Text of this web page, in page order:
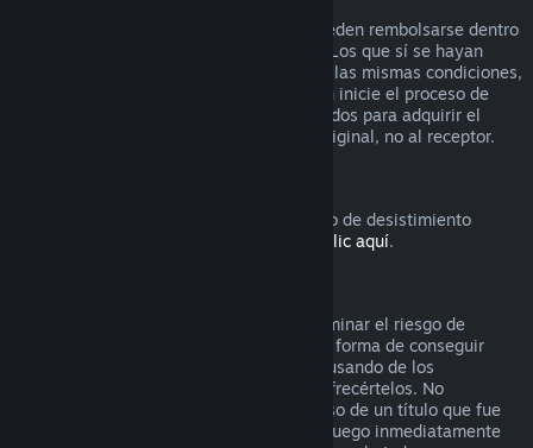
Los regalos que no se hayan activado pueden rembolsarse dentro
del período estándar de 14 días/2 horas. Los que sí se hayan
activado también pueden rembolsarse en las mismas condiciones,
pero debe ser el receptor del regalo quien inicie el proceso de
rembolso. En este caso, los fondos utilizados para adquirir el
regalo le serán devueltos al comprador original, no al receptor.
Si quieres saber cómo funciona el derecho de desistimiento
haz clic aquí.
Los reembolsos están diseñados para eliminar el riesgo de
compra de títulos en Steam, no como una forma de conseguir
juegos gratis. Si nos parece que estás abusando de los
reembolsos, es posible que dejemos de ofrecértelos. No
consideramos abuso solicitar un reembolso de un título que fue
comprado justo antes de unas rebajas si luego inmediatamente